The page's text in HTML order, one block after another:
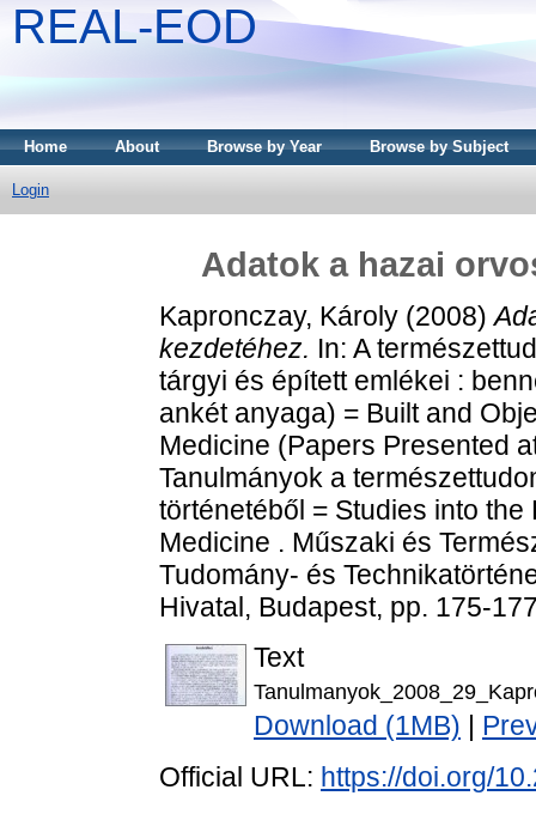
REAL-EOD
Home About Browse by Year Browse by Subject
Login
Adatok a hazai
Kapronczay, Károly (2008)
kezdetéhez. In: A
tárgyi és épített emlékei :
ankét anyaga) = Built and
Medicine (Papers Presented
Tanulmányok a
történetéből = Studies into
Medicine . Műszaki és
Tudomány- és
Hivatal, Budapest, pp. 175-
Text
Download (1MB)
Official URL: https://doi.org/